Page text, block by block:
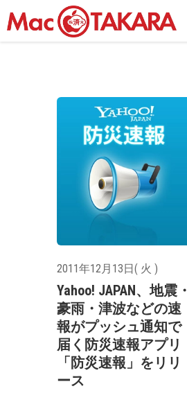
2011年12月13日( 火 )
Yahoo! JAPAN、地震・
豪雨・津波などの速
報がプッシュ通知で
届く防災速報アプリ
「防災速報」をリリ
ース